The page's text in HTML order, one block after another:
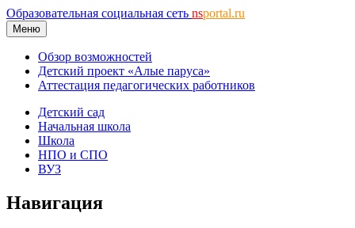
Образовательная социальная сеть nsportal.ru
Меню
Обзор возможностей
Детский проект «Алые паруса»
Аттестация педагогических работников
Детский сад
Начальная школа
Школа
НПО и СПО
ВУЗ
Навигация